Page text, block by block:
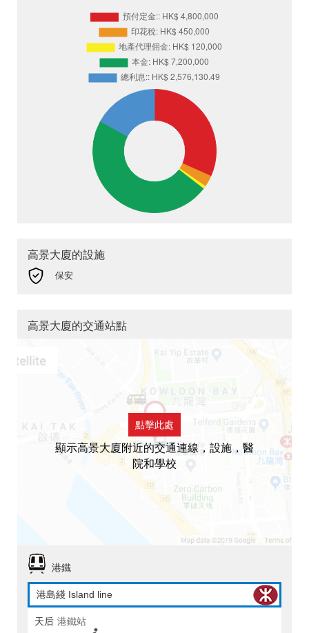
高景大廈的設施
保安
高景大廈的交通站點
點擊此處
顯示高景大廈附近的交通連線，設施，醫
院和學校
港鐵
港島綫 Island line
天后 港鐵站